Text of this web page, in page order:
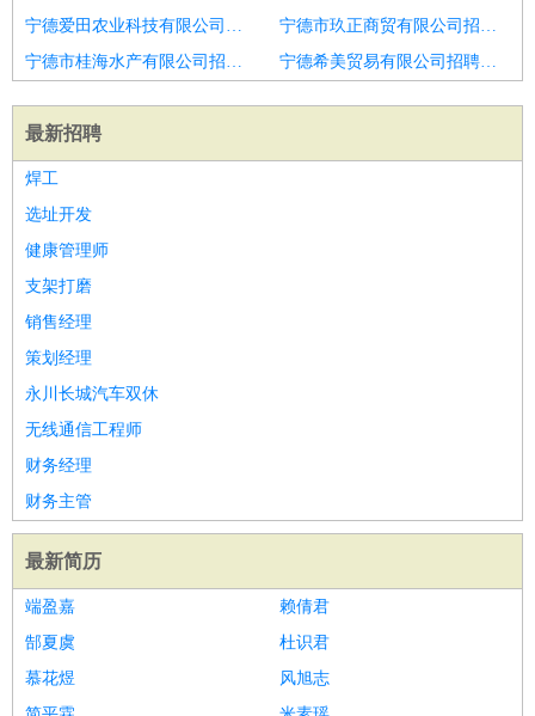
宁德爱田农业科技有限公司招聘资深Android软件工程师
宁德市玖正商贸有限公司招聘嵌入式软件工程师2
宁德市桂海水产有限公司招聘软件工程师
宁德希美贸易有限公司招聘Mac软件工程师
最新招聘
焊工
选址开发
健康管理师
支架打磨
销售经理
策划经理
永川长城汽车双休
无线通信工程师
财务经理
财务主管
最新简历
端盈嘉
赖倩君
郜夏虞
杜识君
慕花煜
风旭志